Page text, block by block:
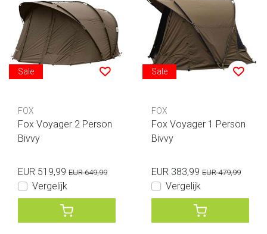
Sale
FOX
Fox Voyager 2 Person
Bivvy
EUR 519,99 EUR 649,99
Vergelijk
Sale
FOX
Fox Voyager 1 Person
Bivvy
EUR 383,99 EUR 479,99
Vergelijk